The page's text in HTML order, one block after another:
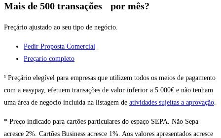
Mais de 500 transações por mês?
Preçário ajustado ao seu tipo de negócio.
Pedir Proposta Comercial
Preçario completo
¹ Preçário elegível para empresas que utilizem todos os meios de pagamento
com a easypay, efetuem transações de valor inferior a 5.000€ e não tenham
uma área de negócio incluída na listagem de atividades sujeitas a aprovação
* Preço indicado para cartões particulares do espaço SEPA. Não Sepa
acresce 2%. Cartões Business acresce 1%. Aos valores apresentados acresce